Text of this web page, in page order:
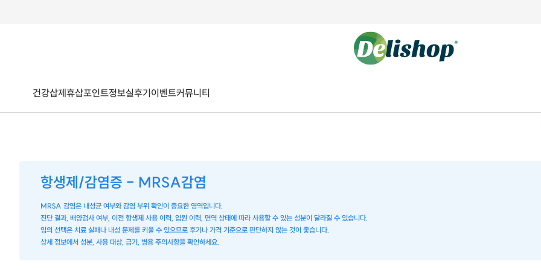
건강샵제휴샵포인트정보실후기이벤트커뮤니티
항생제/감염증 - MRSA감염
MRSA 감염은 내성균 여부와 감염 부위 확인이 중요한 영역입니다.
진단 결과, 배양검사 여부, 이전 항생제 사용 이력, 입원 이력, 면역 상태에 따라 사용할 수 있는 성분이 달라질 수 있습니다.
임의 선택은 치료 실패나 내성 문제를 키울 수 있으므로 후기나 가격 기준으로 판단하지 않는 것이 좋습니다.
상세 정보에서 성분, 사용 대상, 금기, 병용 주의사항을 확인하세요.